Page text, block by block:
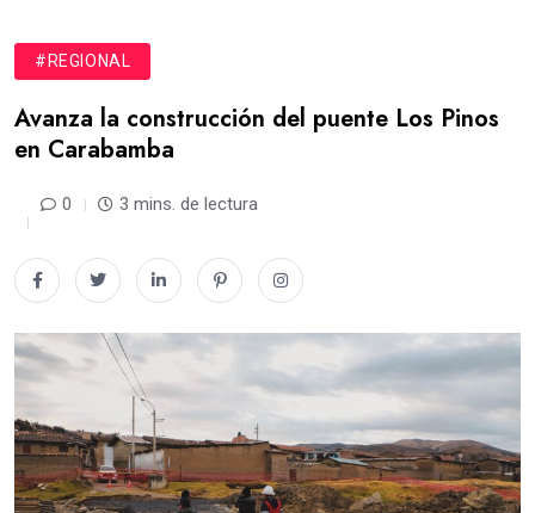
#REGIONAL
Avanza la construcción del puente Los Pinos
en Carabamba
0 3 mins. de lectura